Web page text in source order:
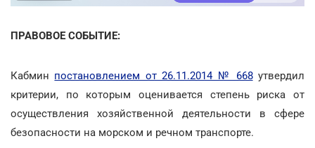
ПРАВОВОЕ СОБЫТИЕ:
Кабмин постановлением от 26.11.2014 № 668утвердил
критерии, по которым оценивается степень риска от
осуществления хозяйственной деятельности в сфере
безопасности на морском и речном транспорте.